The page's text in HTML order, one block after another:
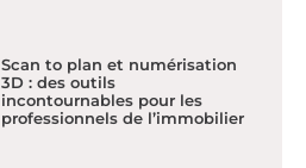
Scan to plan et numérisation
3D : des outils
incontournables pour les
professionnels de l’immobilier